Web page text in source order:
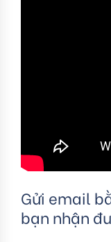
Gửi email
bạn nhận